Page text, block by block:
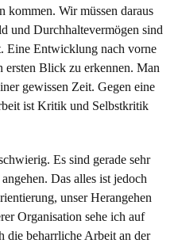
kommen. Wir müssen daraus
und Durchhaltevermögen sind
Eine Entwicklung nach vorne
ersten Blick zu erkennen. Man
gewissen Zeit. Gegen eine
ist Kritik und Selbstkritik
Es sind gerade sehr
Das alles ist jedoch
unser Herangehen
Organisation sehe ich auf
die beharrliche Arbeit an der